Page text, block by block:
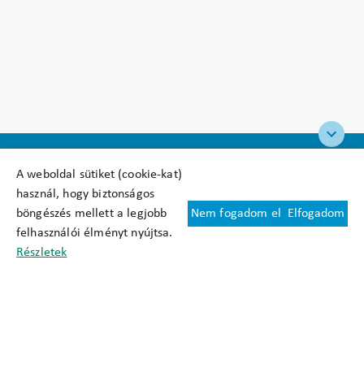
A weboldal sütiket (cookie-kat)
használ, hogy biztonságos
böngészés mellett a legjobb
felhasználói élményt nyújtsa.
Részletek
Nem fogadom el Elfogadom
Felhasználási feltételek